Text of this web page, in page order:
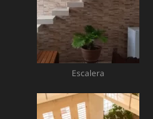
Escalera